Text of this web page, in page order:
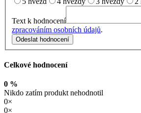
Text k hodnocení
zpracováním osobních údajů.
Odeslat hodnocení
Celkové hodnocení
0 %
Nikdo zatím produkt nehodnotil
0×
0×